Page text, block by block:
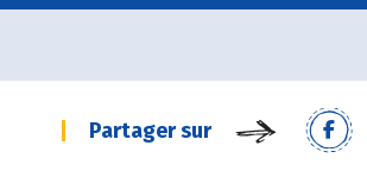
Partager sur